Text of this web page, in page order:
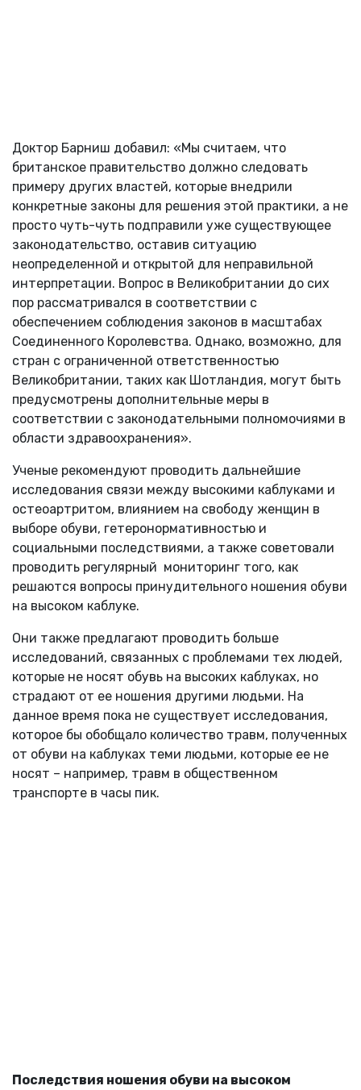
Доктор Барниш добавил: «Мы считаем, что
британское правительство должно следовать
примеру других властей, которые внедрили
конкретные законы для решения этой практики, а не
просто чуть-чуть подправили уже существующее
законодательство, оставив ситуацию
неопределенной и открытой для неправильной
интерпретации. Вопрос в Великобритании до сих
пор рассматривался в соответствии с
обеспечением соблюдения законов в масштабах
Соединенного Королевства. Однако, возможно, для
стран с ограниченной ответственностью
Великобритании, таких как Шотландия, могут быть
предусмотрены дополнительные меры в
соответствии с законодательными полномочиями в
области здравоохранения».
Ученые рекомендуют проводить дальнейшие
исследования связи между высокими каблуками и
остеоартритом, влиянием на свободу женщин в
выборе обуви, гетеронормативностью и
социальными последствиями, а также советовали
проводить регулярный мониторинг того, как
решаются вопросы принудительного ношения обуви
на высоком каблуке.
Они также предлагают проводить больше
исследований, связанных с проблемами тех людей,
которые не носят обувь на высоких каблуках, но
страдают от ее ношения другими людьми. На
данное время пока не существует исследования,
которое бы обобщало количество травм, полученных
от обуви на каблуках теми людьми, которые ее не
носят – например, травм в общественном
транспорте в часы пик.
Последствия ношения обуви на высоком